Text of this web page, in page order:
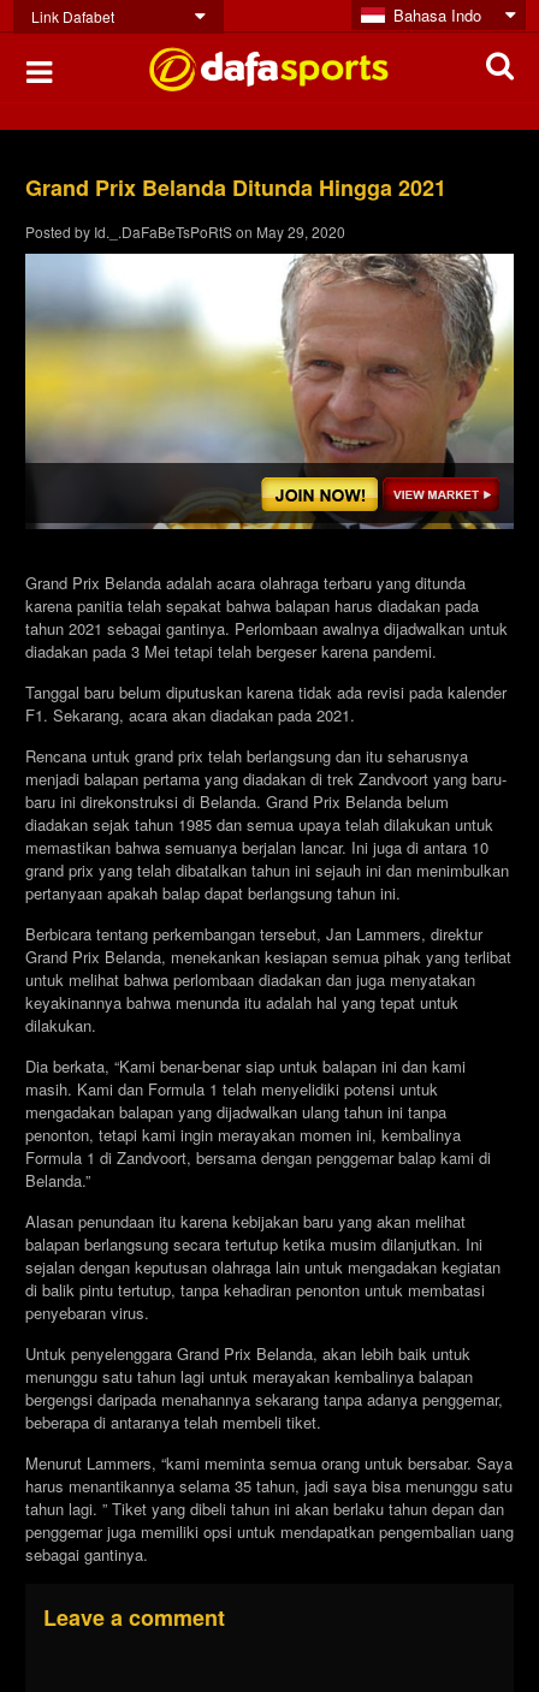
Link Dafabet Bahasa Indo
Grand Prix Belanda Ditunda Hingga 2021
Posted by Id._.DaFaBeTsPoRtSon May 29, 2020
Grand Prix Belanda adalah acara olahraga terbaru yang ditunda
karena panitia telah sepakat bahwa balapan harus diadakan pada
tahun 2021 sebagai gantinya. Perlombaan awalnya dijadwalkan untuk
diadakan pada 3 Mei tetapi telah bergeser karena pandemi.
Tanggal baru belum diputuskan karena tidak ada revisi pada kalender
F1. Sekarang, acara akan diadakan pada 2021.
Rencana untuk grand prix telah berlangsung dan itu seharusnya
menjadi balapan pertama yang diadakan di trek Zandvoort yang baru-
baru ini direkonstruksi di Belanda. Grand Prix Belanda belum
diadakan sejak tahun 1985 dan semua upaya telah dilakukan untuk
memastikan bahwa semuanya berjalan lancar. Ini juga di antara 10
grand prix yang telah dibatalkan tahun ini sejauh ini dan menimbulkan
pertanyaan apakah balap dapat berlangsung tahun ini.
Berbicara tentang perkembangan tersebut, Jan Lammers, direktur
Grand Prix Belanda, menekankan kesiapan semua pihak yang terlibat
untuk melihat bahwa perlombaan diadakan dan juga menyatakan
keyakinannya bahwa menunda itu adalah hal yang tepat untuk
dilakukan.
Dia berkata, “Kami benar-benar siap untuk balapan ini dan kami
masih. Kami dan Formula 1 telah menyelidiki potensi untuk
mengadakan balapan yang dijadwalkan ulang tahun ini tanpa
penonton, tetapi kami ingin merayakan momen ini, kembalinya
Formula 1 di Zandvoort, bersama dengan penggemar balap kami di
Belanda.”
Alasan penundaan itu karena kebijakan baru yang akan melihat
balapan berlangsung secara tertutup ketika musim dilanjutkan. Ini
sejalan dengan keputusan olahraga lain untuk mengadakan kegiatan
di balik pintu tertutup, tanpa kehadiran penonton untuk membatasi
penyebaran virus.
Untuk penyelenggara Grand Prix Belanda, akan lebih baik untuk
menunggu satu tahun lagi untuk merayakan kembalinya balapan
bergengsi daripada menahannya sekarang tanpa adanya penggemar,
beberapa di antaranya telah membeli tiket.
Menurut Lammers, “kami meminta semua orang untuk bersabar. Saya
harus menantikannya selama 35 tahun, jadi saya bisa menunggu satu
tahun lagi. ” Tiket yang dibeli tahun ini akan berlaku tahun depan dan
penggemar juga memiliki opsi untuk mendapatkan pengembalian uang
sebagai gantinya.
Leave a comment